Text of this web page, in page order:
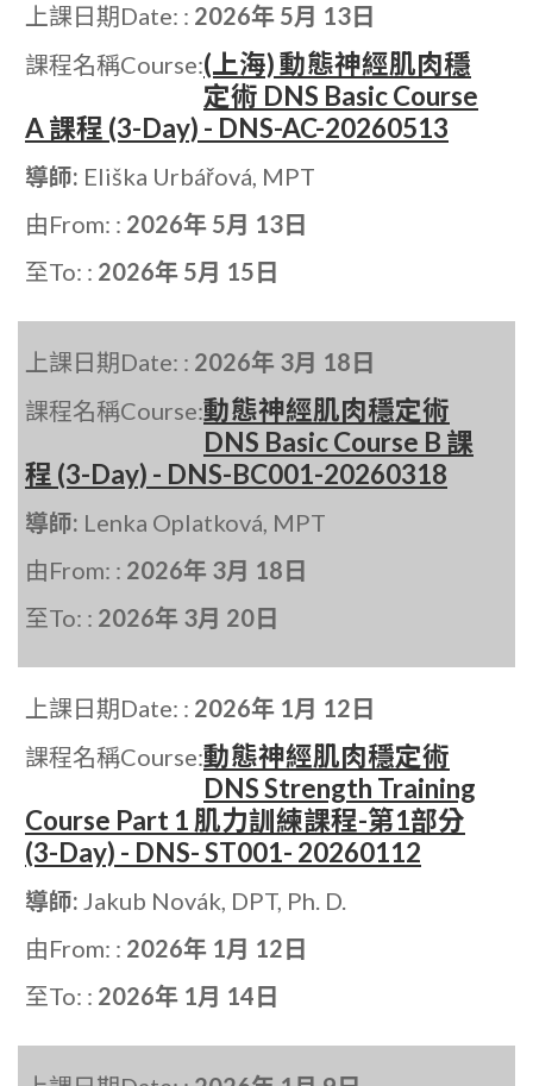
上課日期Date: : 2026年 5月 13日
課程名稱Course:(上海) 動態神經肌肉穩
定術 DNS Basic Course
A 課程 (3-Day) - DNS-AC-20260513
導師: Eliška Urbářová, MPT
由From: : 2026年 5月 13日
至To: : 2026年 5月 15日
上課日期Date: : 2026年 3月 18日
課程名稱Course:動態神經肌肉穩定術
DNS Basic Course B 課
程 (3-Day) - DNS-BC001-20260318
導師: Lenka Oplatková, MPT
由From: : 2026年 3月 18日
至To: : 2026年 3月 20日
上課日期Date: : 2026年 1月 12日
課程名稱Course:動態神經肌肉穩定術
DNS Strength Training
Course Part 1 肌力訓練課程-第1部分
(3-Day) - DNS- ST001- 20260112
導師: Jakub Novák, DPT, Ph. D.
由From: : 2026年 1月 12日
至To: : 2026年 1月 14日